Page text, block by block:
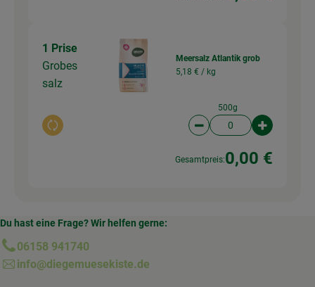
1 Prise
Grobes
salz
Auswahl ändern
Meersalz Atlantik grob
5,18 € / kg
500g
Artikelanzahl
Gesamtpreis:0,00 €
Du hast eine Frage? Wir helfen gerne:
06158 941740
info@diegemuesekiste.de